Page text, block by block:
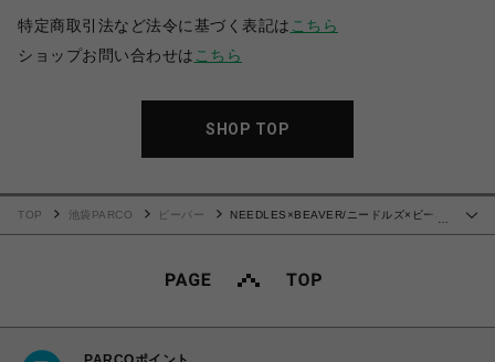
特定商取引法など法令に基づく表記は こちら
ショップお問い合わせは こちら
SHOP TOP
TOP 池袋PARCO ビーバー
NEEDLES×BEAVER/ニードルズ×ビーバ